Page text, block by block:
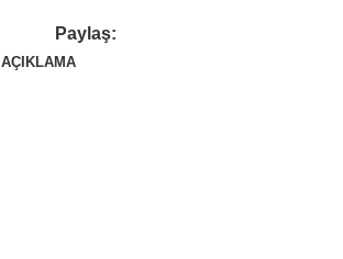
Paylaş:
AÇIKLAMA